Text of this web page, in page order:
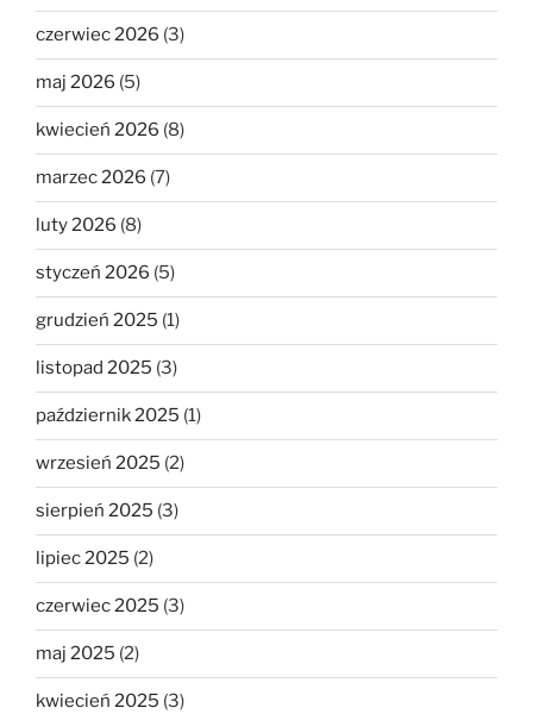
czerwiec 2026 (3)
maj 2026 (5)
kwiecień 2026 (8)
marzec 2026 (7)
luty 2026 (8)
styczeń 2026 (5)
grudzień 2025 (1)
listopad 2025 (3)
październik 2025 (1)
wrzesień 2025 (2)
sierpień 2025 (3)
lipiec 2025 (2)
czerwiec 2025 (3)
maj 2025 (2)
kwiecień 2025 (3)